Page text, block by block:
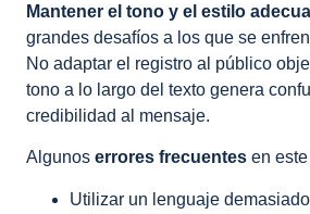
Mantener el tono y el estilo
grandes desafíos a los que se
No adaptar el registro al público
tono a lo largo del texto genera
credibilidad al mensaje.
Algunos errores frecuentes en
Utilizar un lenguaje